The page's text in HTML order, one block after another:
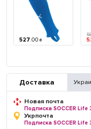
527.00 ₴
Доставка
Новая почта
Подписка SOCCER Life
Укрпочта
Подписка SOCCER Life